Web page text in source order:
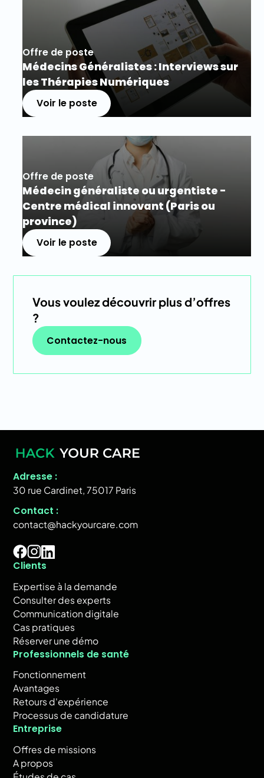
Offre de poste
Médecins Généralistes : Interviews sur
les Thérapies Numériques
Voir le poste
Offre de poste
Médecin généraliste ou urgentiste -
Centre médical innovant (Paris ou
province)
Voir le poste
Vous voulez découvrir plus d’offres
?
Contactez-nous
Adresse :
30 rue Cardinet, 75017 Paris
Contact :
contact@hackyourcare.com
Clients
Expertise à la demande
Consulter des experts
Communication digitale
Cas pratiques
Réserver une démo
Professionnels de santé
Fonctionnement
Avantages
Retours d'expérience
Processus de candidature
Entreprise
Offres de missions
A propos